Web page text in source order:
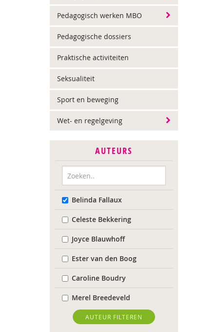
Pedagogisch werken MBO
Pedagogische dossiers
Praktische activiteiten
Seksualiteit
Sport en beweging
Wet- en regelgeving
AUTEURS
Belinda Fallaux
Celeste Bekkering
Joyce Blauwhoff
Ester van den Boog
Caroline Boudry
Merel Breedeveld
Marion Breg
AUTEUR FILTEREN